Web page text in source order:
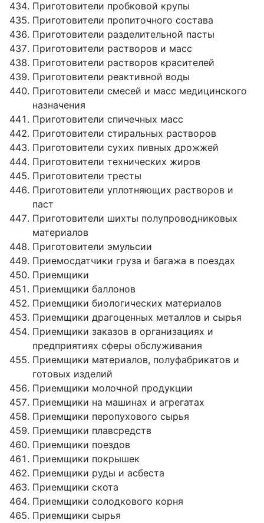
Приготовители пробковой крупы
Приготовители пропиточного состава
Приготовители разделительной пасты
Приготовители растворов и масс
Приготовители растворов красителей
Приготовители реактивной воды
Приготовители смесей и масс медицинского
назначения
Приготовители спичечных масс
Приготовители стиральных растворов
Приготовители сухих пивных дрожжей
Приготовители технических жиров
Приготовители тресты
Приготовители уплотняющих растворов и
паст
Приготовители шихты полупроводниковых
материалов
Приготовители эмульсии
Приемосдатчики груза и багажа в поездах
Приемщики
Приемщики баллонов
Приемщики биологических материалов
Приемщики драгоценных металлов и сырья
Приемщики заказов в организациях и
предприятиях сферы обслуживания
Приемщики материалов, полуфабрикатов и
готовых изделий
Приемщики молочной продукции
Приемщики на машинах и агрегатах
Приемщики перопухового сырья
Приемщики плавсредств
Приемщики поездов
Приемщики покрышек
Приемщики руды и асбеста
Приемщики скота
Приемщики солодкового корня
Приемщики сырья